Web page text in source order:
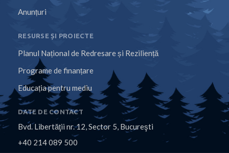
Anunțuri
RESURSE ȘI PROIECTE
Planul Național de Redresare și Reziliență
Programe de finanțare
Educația pentru mediu
DATE DE CONTACT
Bvd. Libertăţii nr. 12, Sector 5, Bucureşti
+40 214 089 500